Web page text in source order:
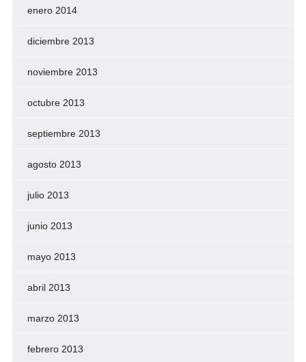
enero 2014
diciembre 2013
noviembre 2013
octubre 2013
septiembre 2013
agosto 2013
julio 2013
junio 2013
mayo 2013
abril 2013
marzo 2013
febrero 2013